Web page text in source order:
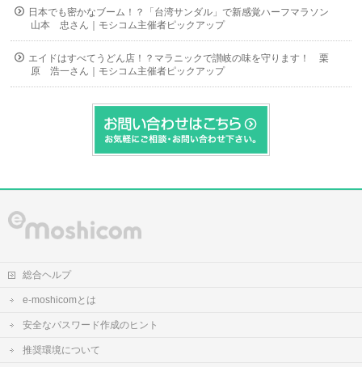
日本でも密かなブーム！？「台湾サンダル」で新感覚ハーフマラソン
山本 忠さん｜モシコム主催者ピックアップ
エイドはすべてうどん店！？マラニックで讃岐の味を守ります！ 栗
原 浩一さん｜モシコム主催者ピックアップ
総合ヘルプ
e-moshicomとは
安全なパスワード作成のヒント
推奨環境について